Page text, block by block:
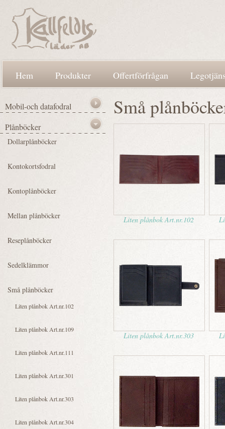
Hem Produkter Offertförfrågan
Små
Liten plånbok Art.nr.102
Liten plånbok Art.nr.303